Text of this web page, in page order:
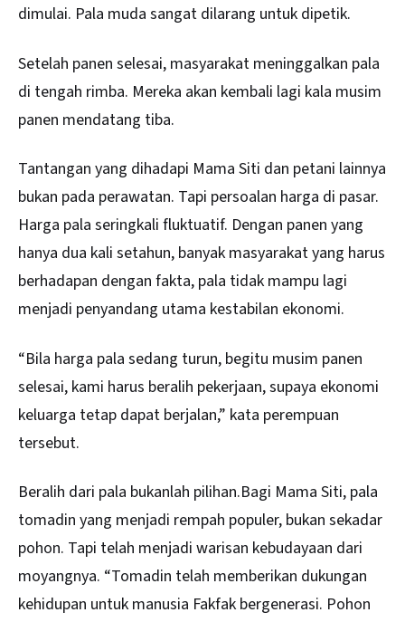
dimulai. Pala muda sangat dilarang untuk dipetik.
Setelah panen selesai, masyarakat meninggalkan pala
di tengah rimba. Mereka akan kembali lagi kala musim
panen mendatang tiba.
Tantangan yang dihadapi Mama Siti dan petani lainnya
bukan pada perawatan. Tapi persoalan harga di pasar.
Harga pala seringkali fluktuatif. Dengan panen yang
hanya dua kali setahun, banyak masyarakat yang harus
berhadapan dengan fakta, pala tidak mampu lagi
menjadi penyandang utama kestabilan ekonomi.
“Bila harga pala sedang turun, begitu musim panen
selesai, kami harus beralih pekerjaan, supaya ekonomi
keluarga tetap dapat berjalan,” kata perempuan
tersebut.
Beralih dari pala bukanlah pilihan.Bagi Mama Siti, pala
tomadin yang menjadi rempah populer, bukan sekadar
pohon. Tapi telah menjadi warisan kebudayaan dari
moyangnya. “Tomadin telah memberikan dukungan
kehidupan untuk manusia Fakfak bergenerasi. Pohon